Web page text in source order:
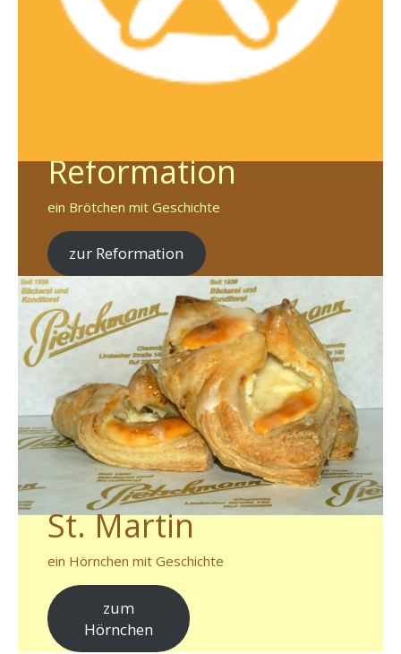
Reformation
ein Brötchen mit Geschichte
zur Reformation
St. Martin
ein Hörnchen mit Geschichte
zum
Hörnchen